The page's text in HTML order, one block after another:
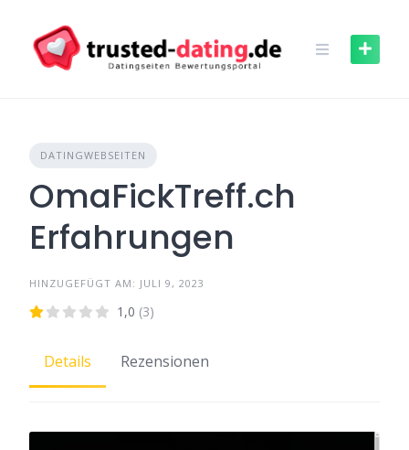
content
DATINGWEBSEITEN
OmaFickTreff.ch
Erfahrungen
HINZUGEFÜGT AM: JULI 9, 2023
1,0 (3)
Details Rezensionen